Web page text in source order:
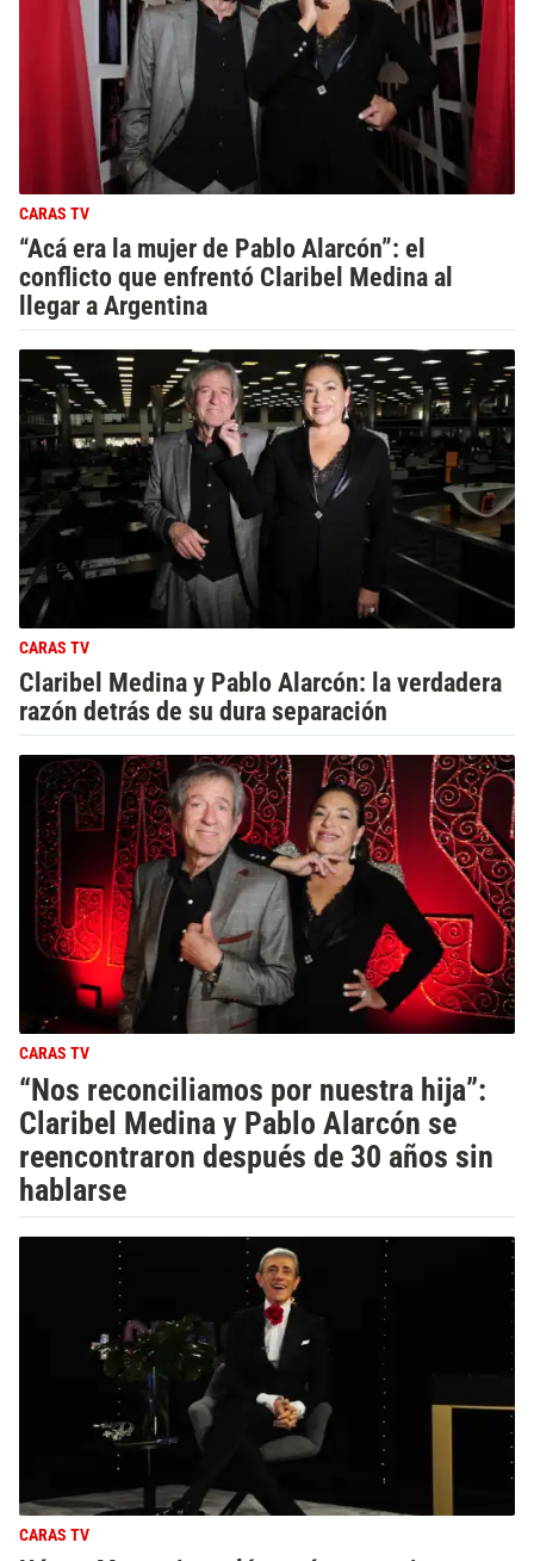
CARAS TV
“Acá era la mujer de Pablo Alarcón”: el
conflicto que enfrentó Claribel Medina al
llegar a Argentina
CARAS TV
Claribel Medina y Pablo Alarcón: la verdadera
razón detrás de su dura separación
CARAS TV
“Nos reconciliamos por nuestra hija”:
Claribel Medina y Pablo Alarcón se
reencontraron después de 30 años sin
hablarse
CARAS TV